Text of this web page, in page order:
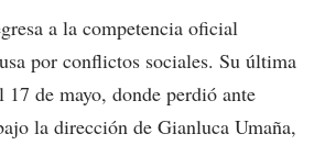
a la competencia oficial
por conflictos sociales. Su última
17 de mayo, donde perdió ante
la dirección de Gianluca Umaña,